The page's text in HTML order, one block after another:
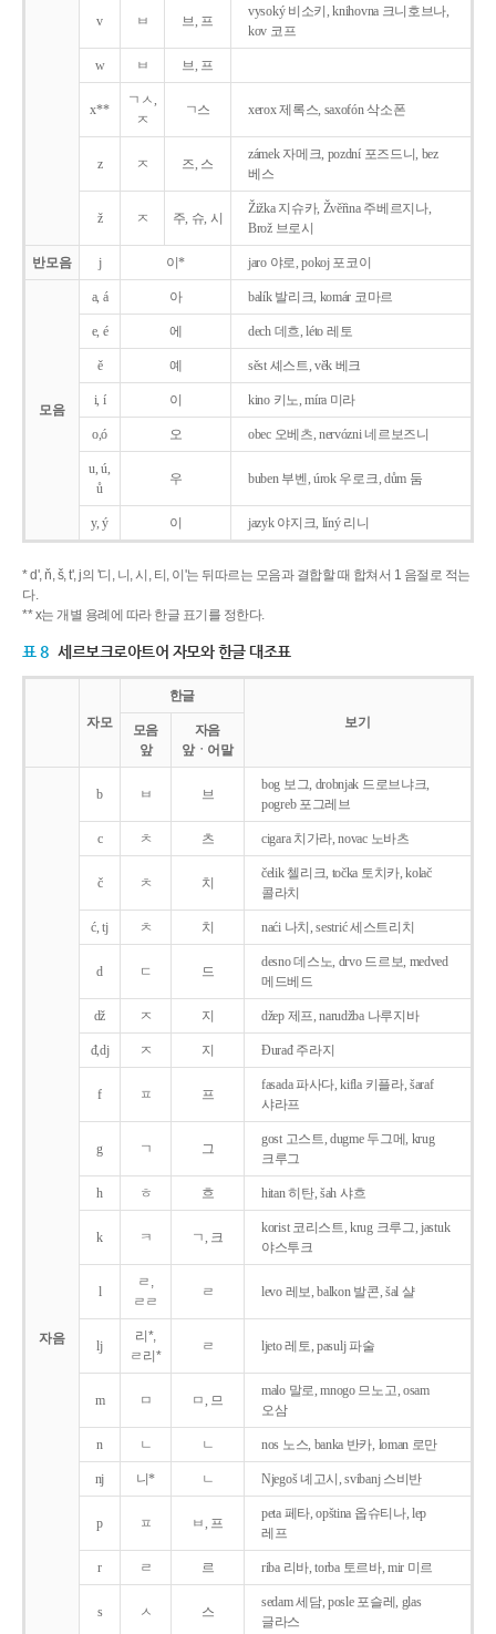
v ㅂ 브, 프
vysoký 비소키, knihovna 크니호브나,
kov 코프
w ㅂ 브, 프
x**
ㄱㅅ,
ㅈ
ㄱ스 xerox 제록스, saxofón 삭소폰
z ㅈ 즈, 스
zámek 자메크, pozdní 포즈드니, bez
베스
ž ㅈ 주, 슈, 시
Žižka 지슈카, Žvěřina 주베르지나,
Brož 브로시
반모음 j 이* jaro 야로, pokoj 포코이
모음
a, á 아 balík 발리크, komár 코마르
e, é 에 dech 데흐, léto 레토
ě 예 sěst 셰스트, věk 베크
i, í 이 kino 키노, míra 미라
o,ó 오 obec 오베츠, nervózni 네르보즈니
u, ú,
ů
우 buben 부벤, úrok 우로크, dům 둠
y, ý 이 jazyk야지크, líný 리니
* d', ň, š, t', j의 '디, 니, 시, 티, 이'는 뒤따르는 모음과 결합할 때 합쳐서 1 음절로 적는
다.
** x는 개별 용례에 따라 한글 표기를 정한다.
표 8 세르보크로아트어 자모와 한글 대조표
자모
한글
보기
모음
앞
자음
앞ㆍ어말
자음
b ㅂ 브
bog 보그, drobnjak 드로브냐크,
pogreb 포그레브
c ㅊ 츠 cigara 치가라, novac 노바츠
č ㅊ 치
čelik 첼리크, točka 토치카, kolač
콜라치
ć, tj ㅊ 치 naći 나치, sestrić 세스트리치
d ㄷ 드
desno 데스노, drvo 드르보, medved
메드베드
dž ㅈ 지 džep 제프, narudžba 나루지바
đ,dj ㅈ 지 Ðurađ 주라지
f ㅍ 프
fasada 파사다, kifla 키플라, šaraf
샤라프
g ㄱ 그
gost 고스트, dugme 두그메, krug
크루그
h ㅎ 흐 hitan 히탄, šah 샤흐
k ㅋ ㄱ, 크
korist 코리스트, krug 크루그, jastuk
야스투크
l
ㄹ,
ㄹㄹ
ㄹ levo 레보, balkon 발콘, šal 샬
lj
리*,
ㄹ리*
ㄹ ljeto 레토, pasulj 파술
m ㅁ ㅁ, 므
malo 말로, mnogo 므노고, osam
오삼
n ㄴ ㄴ nos 노스, banka 반카, loman 로만
nj 니* ㄴ Njegoš 녜고시, svibanj 스비반
p ㅍ ㅂ, 프
peta 페타, opština 옵슈티나, lep
레프
r ㄹ 르 riba 리바, torba 토르바, mir 미르
s ㅅ 스
sedam 세담, posle 포슬레, glas
글라스